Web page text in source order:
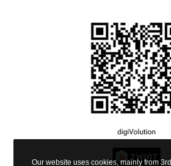
Our website uses cookies, mainly from